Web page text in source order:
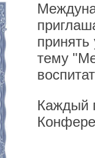
тему
Каждый